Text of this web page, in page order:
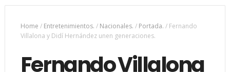
Home / Entretenimientos. / Nacionales. / Portada. / Fernando
Villalona y Didí Hernández unen generaciones.
Fernando Villalona